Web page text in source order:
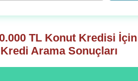
TL Konut Kredisi
Kredi Arama Sonuçları